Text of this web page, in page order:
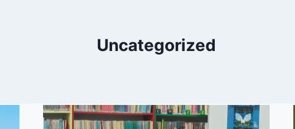
Uncategorized